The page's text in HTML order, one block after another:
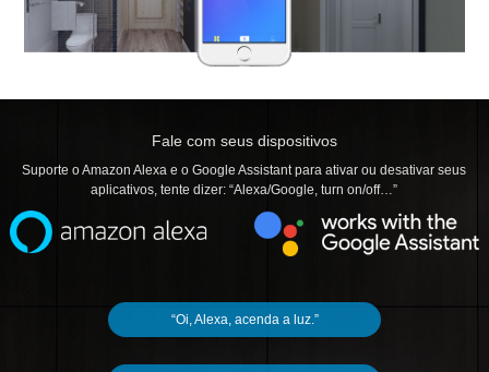
Fale com seus dispositivos
Suporte o Amazon Alexa e o Google Assistant para ativar ou desativar seus
aplicativos, tente dizer: “Alexa/Google, turn on/off…”
“Oi, Alexa, acenda a luz.”